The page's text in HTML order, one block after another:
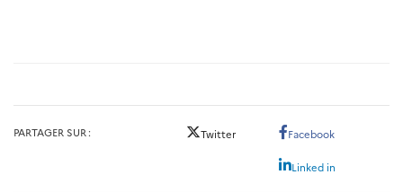
PARTAGER SUR Twitter Facebook
Linked in